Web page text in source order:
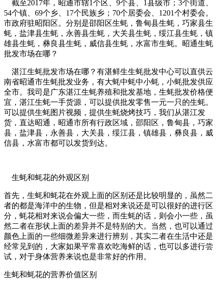
截至2017年，昭通市辖1个区、9个县、1县级市；3个街道、
54个镇、69个乡、17个民族乡；70个居委会、1201个村委会。
市政府驻昭阳区。分别是邵阳区生蚝，鲁甸县生蚝，巧家县生
蚝，盐津县生蚝，永善县生蚝，大关县生蚝，绥江县生蚝，镇
雄县生蚝，彝良县生蚝，威信县生蚝，水富市生蚝。昭通生蚝
批发市场在哪？
湛江生蚝批发市场在哪？有湛鲜生生蚝批发中心可以直供云
南省昭通市生蚝批发业务，有大蚝中蚝中小蚝，小蚝批发供应
全市。我司是广东湛江生蚝养殖和批发基地，生蚝批发价格便
宜，湛江生蚝一手货源，可以提供批发零售一元一只的生蚝。
可以提供生蚝图片视频，提供生蚝烧烤技巧，我们从湛江发
货，直达昭通，昭通市所有行政区域，邵阳区，鲁甸县，巧家
县，盐津县，永善县，大关县，绥江县，镇雄县，彝良县，威
信县，水富市都可以发货到达。
生蚝和蚝花的外观区别
首先，生蚝和蚝花在外观上面的区别还是比较明显的，虽然二
者的都是海洋中的生物，但是相对来说还是可以很好的进行区
分，蚝花相对来说会偏大一些，而生蚝的话，则会小一些，虽
然二者在形状上面的差异并不是特别的大。当然，也可以通过
颜色上面的一些细微差异来进行辨别，其实二者在生活中还是
经常见到的，大家如果平常喜欢吃海鲜的话，也可以多进行尝
试，对于身体营养来说也是非常好的作用。
生蚝和蚝花的营养价值区别